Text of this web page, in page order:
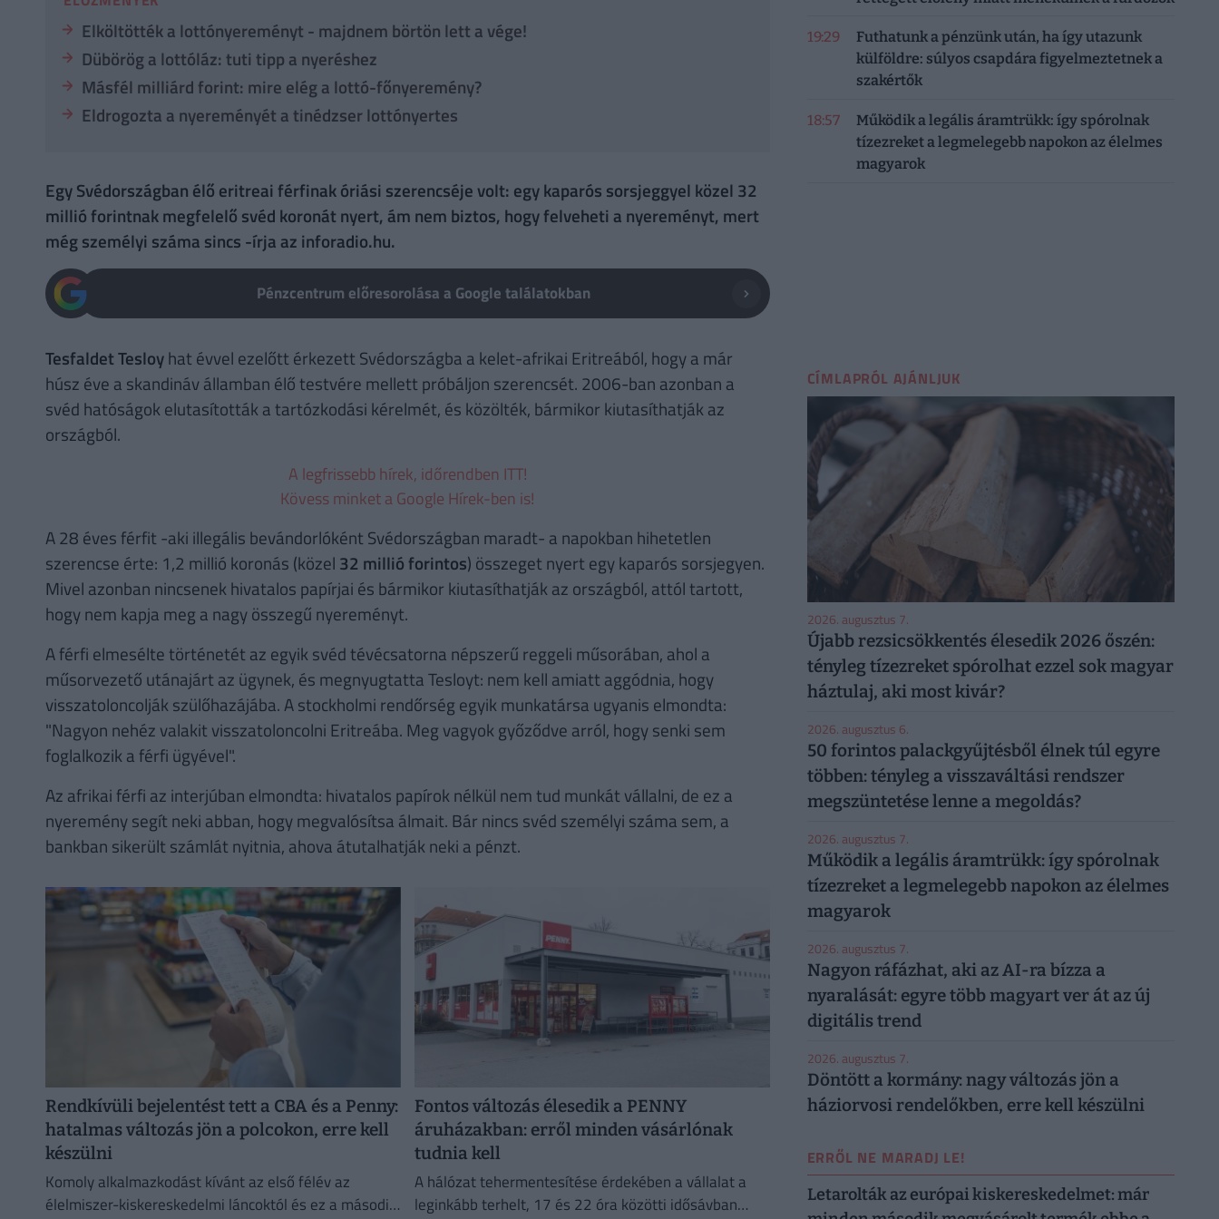
Elköltötték a lottónyereményt - majdnem börtön lett a vége!
Dübörög a lottóláz: tuti tipp a nyeréshez
Másfél milliárd forint: mire elég a lottó-főnyeremény?
Eldrogozta a nyereményét a tinédzser lottónyertes
Egy Svédországban élő eritreai férfinak óriási szerencséje volt: egy kaparós sorsjeggyel közel 32
millió forintnak megfelelő svéd koronát nyert, ám nem biztos, hogy felveheti a nyereményt, mert
még személyi száma sincs -írja az inforadio.hu.
Pénzcentrum előresorolása a Google találatokban
Tesfaldet Tesloyhat évvel ezelőtt érkezett Svédországba a kelet-afrikai Eritreából, hogy a már
húsz éve a skandináv államban élő testvére mellett próbáljon szerencsét. 2006-ban azonban a
svéd hatóságok elutasították a tartózkodási kérelmét, és közölték, bármikor kiutasíthatják az
országból.
A legfrissebb hírek, időrendben ITT!
Kövess minket a Google Hírek-ben is!
A 28 éves férfit -aki illegális bevándorlóként Svédországban maradt- a napokban hihetetlen
szerencse érte: 1,2 millió koronás (közel 32 millió forintos) összeget nyert egy kaparós sorsjegyen.
Mivel azonban nincsenek hivatalos papírjai és bármikor kiutasíthatják az országból, attól tartott,
hogy nem kapja meg a nagy összegű nyereményt.
A férfi elmesélte történetét az egyik svéd tévécsatorna népszerű reggeli műsorában, ahol a
műsorvezető utánajárt az ügynek, és megnyugtatta Tesloyt: nem kell amiatt aggódnia, hogy
visszatoloncolják szülőhazájába. A stockholmi rendőrség egyik munkatársa ugyanis elmondta:
"Nagyon nehéz valakit visszatoloncolni Eritreába. Meg vagyok győződve arról, hogy senki sem
foglalkozik a férfi ügyével".
Az afrikai férfi az interjúban elmondta: hivatalos papírok nélkül nem tud munkát vállalni, de ez a
nyeremény segít neki abban, hogy megvalósítsa álmait. Bár nincs svéd személyi száma sem, a
bankban sikerült számlát nyitnia, ahova átutalhatják neki a pénzt.
Rendkívüli bejelentést tett a CBA és a Penny:
hatalmas változás jön a polcokon, erre kell
készülni
Komoly alkalmazkodást kívánt az első félév az
élelmiszer-kiskereskedelmi láncoktól és ez a második
Fontos változás élesedik a PENNY
áruházakban: erről minden vásárlónak
tudnia kell
A hálózat tehermentesítése érdekében a vállalat a
leginkább terhelt, 17 és 22 óra közötti idősávban
19:29
Futhatunk a pénzünk után, ha így utazunk
külföldre: súlyos csapdára figyelmeztetnek a
szakértők
18:57
Működik a legális áramtrükk: így spórolnak
tízezreket a legmelegebb napokon az élelmes
magyarok
CÍMLAPRÓL AJÁNLJUK
2026. augusztus 7.
Újabb rezsicsökkentés élesedik 2026 őszén:
tényleg tízezreket spórolhat ezzel sok magyar
háztulaj, aki most kivár?
2026. augusztus 6.
50 forintos palackgyűjtésből élnek túl egyre
többen: tényleg a visszaváltási rendszer
megszüntetése lenne a megoldás?
2026. augusztus 7.
Működik a legális áramtrükk: így spórolnak
tízezreket a legmelegebb napokon az élelmes
magyarok
2026. augusztus 7.
Nagyon ráfázhat, aki az AI-ra bízza a
nyaralását: egyre több magyart ver át az új
digitális trend
2026. augusztus 7.
Döntött a kormány: nagy változás jön a
háziorvosi rendelőkben, erre kell készülni
ERRŐL NE MARADJ LE!
Letarolták az európai kiskereskedelmet: már